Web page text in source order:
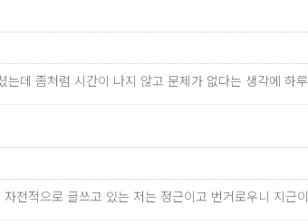
데 좀처럼 시간이 나지 않고 문제가 없다는 생각에 하
전적으로 글쓰고 있는 저는 정근이고 번거로우니 지근